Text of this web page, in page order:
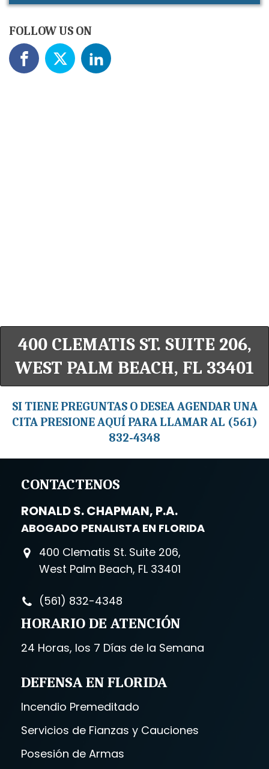
FOLLOW US ON
400 CLEMATIS ST. SUITE 206,
WEST PALM BEACH, FL 33401
SI TIENE PREGUNTAS O DESEA AGENDAR UNA
CITA PRESIONE AQUÍ PARA LLAMAR AL (561)
832-4348
CONTACTENOS
RONALD S. CHAPMAN, P.A.
ABOGADO PENALISTA EN FLORIDA
400 Clematis St. Suite 206,
West Palm Beach, FL 33401
(561) 832-4348
HORARIO DE ATENCIÓN
24 Horas, los 7 Días de la Semana
DEFENSA EN FLORIDA
Incendio Premeditado
Servicios de Fianzas y Cauciones
Posesión de Armas